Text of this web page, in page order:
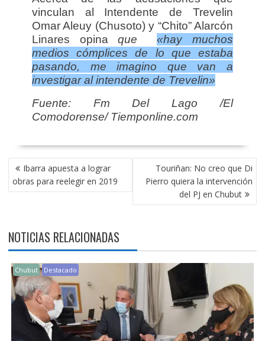
vinculan al Intendente de Trevelin
Omar Aleuy (Chusoto) y “Chito” Alarcón
Linares opinaque«hay muchos
medios cómplices de lo que estaba
pasando, me imagino que van a
investigar al intendente de Trevelin»
Fuente: Fm Del Lago /El
Comodorense/ Tiemponline.com
NAVEGACIÓN
DE
ENTRADAS
Ibarra apuesta a lograr
obras para reelegir en 2019
Touriñan: No creo que Di
Pierro quiera la intervención
del PJ en Chubut
NOTICIAS RELACIONADAS
Chubut Destacado